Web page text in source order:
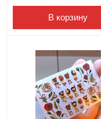
В корзину